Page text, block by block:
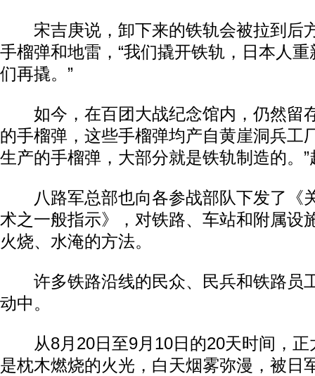
宋吉庚说，卸下来的铁轨会被拉到后
手榴弹和地雷，“我们撬开铁轨，日本人
们再撬。”
如今，在百团大战纪念馆内，仍然留
的手榴弹，这些手榴弹均产自黄崖洞兵工
生产的手榴弹，大部分就是铁轨制造的。
八路军总部也向各参战部队下发了《
术之一般指示》，对铁路、车站和附属设
火烧、水淹的方法。
许多铁路沿线的民众、民兵和铁路员
动中。
从8月20日至9月10日的20天时间，正
是枕木燃烧的火光，白天烟雾弥漫，被日